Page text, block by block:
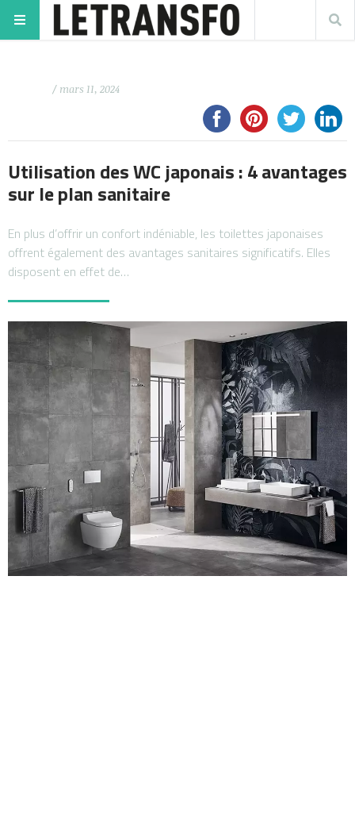
/ mars 11, 2024
Utilisation des WC japonais : 4 avantages
sur le plan sanitaire
En plus d’offrir un confort indéniable, les toilettes japonaises
offrent également des avantages sanitaires significatifs. Elles
disposent en effet de…